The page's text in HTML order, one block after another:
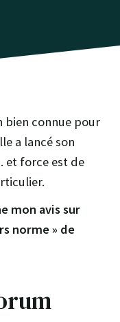
bien connue pour
a lancé son
et force est de
mon avis sur
norme » de